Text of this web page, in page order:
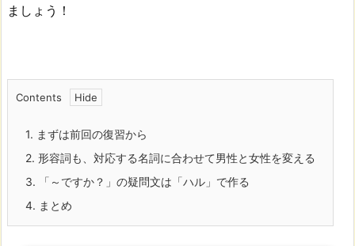
ましょう！
Contents
1. まずは前回の復習から
2. 形容詞も、対応する名詞に合わせて男性と女性を変える
3. 「～ですか？」の疑問文は「ハル」で作る
4. まとめ